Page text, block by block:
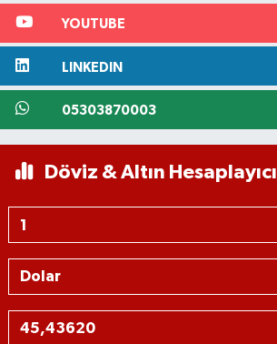
YOUTUBE
LINKEDIN
05303870003
Döviz & Altın Hesaplayıcı